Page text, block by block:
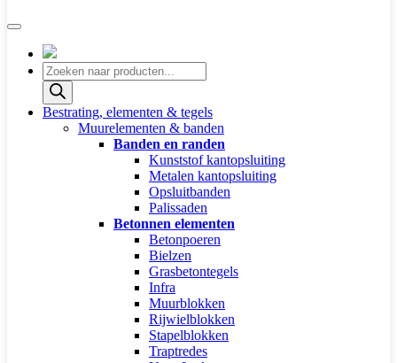
Producten
zoeken
Bestrating, elementen & tegels
Muurelementen & banden
Banden en randen
Kunststof kantopsluiting
Metalen kantopsluiting
Opsluitbanden
Palissaden
Betonnen elementen
Betonpoeren
Bielzen
Grasbetontegels
Infra
Muurblokken
Rijwielblokken
Stapelblokken
Traptredes